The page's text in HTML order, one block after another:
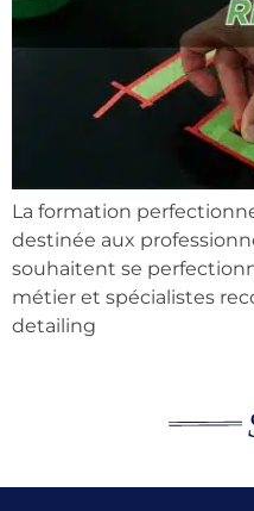
La formation
destinée aux
souhaitent se
métier et spécialistes
detailing